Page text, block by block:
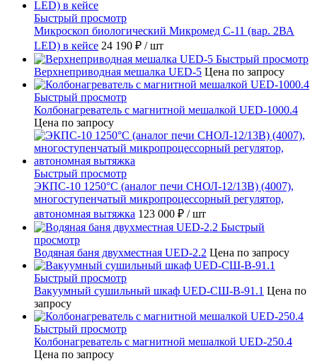
Быстрый просмотр
Микроскоп биологический Микромед С-11 (вар. 2ВА
LED) в кейсе 24 190 ₽ / шт
Быстрый просмотр
Верхнеприводная мешалка UED-5 Цена по запросу
Быстрый просмотр
Колбонагреватель с магнитной мешалкой UED-1000.4
Цена по запросу
Быстрый просмотр
ЭКПС-10 1250°С (аналог печи СНОЛ-12/13В) (4007),
многоступенчатый микропроцессорный регулятор,
автономная вытяжка 123 000 ₽ / шт
Быстрый
просмотр
Водяная баня двухместная UED-2.2 Цена по запросу
Быстрый просмотр
Вакуумный сушильный шкаф UED-СШ-В-91.1 Цена по
запросу
Быстрый просмотр
Колбонагреватель с магнитной мешалкой UED-250.4
Цена по запросу